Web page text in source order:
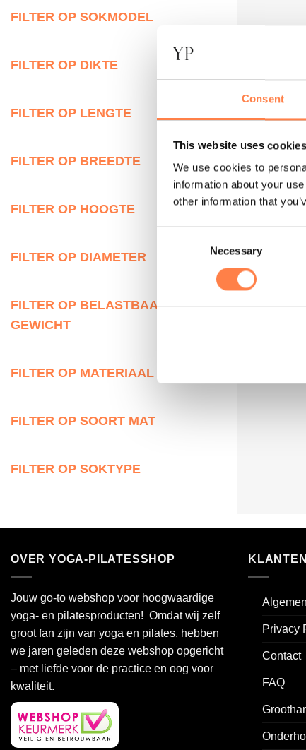
Consent
This website uses cookies
We use cookies to
information about your
other information that
Necessary
FILTER OP SOKMODEL
FILTER OP DIKTE
FILTER OP LENGTE
FILTER OP BREEDTE
FILTER OP HOOGTE
FILTER OP DIAMETER
FILTER OP BELASTBAAR
GEWICHT
FILTER OP MATERIAAL
FILTER OP SOORT MAT
FILTER OP SOKTYPE
OVER YOGA-PILATESSHOP
Jouw go-to webshop voor hoogwaardige
yoga- en pilatesproducten! Omdat wij zelf
groot fan zijn van yoga en pilates, hebben
we jaren geleden deze webshop opgericht
– met liefde voor de practice en oog voor
kwaliteit.
Privacy
Contact
FAQ